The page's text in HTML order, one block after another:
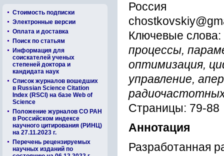
Стоимость подписки
Электронные версии
Оплата и доставка
Поиск по статьям
Информация для
соискателей ученых
степеней доктора и
кандидата наук
Список журналов вошедших
в Russian Science Citation
Index (RSCI) на базе Web of
Science
Положение журналов СО РАН
в Российском индексе
научного цитирования (РИНЦ)
на 27.11.2023 г.
Перечень рецензируемых
научных изданий по
Россия
Ключевые слова:
процессы,
оптимизация,
управление,
Страницы: 79-88
Аннотация
Разработанная